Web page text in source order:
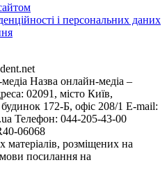
і персональних даних
Назва онлайн-медіа –
02091, місто Київ,
172-Б, офіс 208/1 E-mail:
Телефон: 044-205-43-00
06068
матеріалів, розміщених на
посилання на